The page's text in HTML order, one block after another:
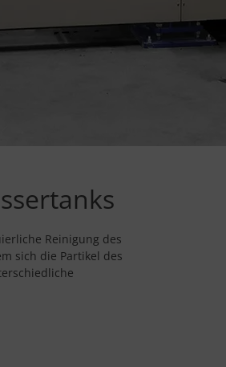
Reinigung des
sich die Partikel des